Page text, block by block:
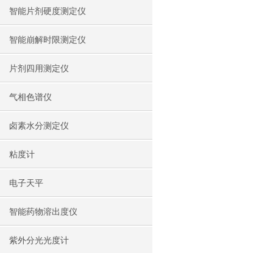
智能片剂硬度测定仪
智能崩解时限测定仪
片剂四用测定仪
气相色谱仪
卤素水分测定仪
粘度计
电子天平
智能药物溶出度仪
紫外分光光度计